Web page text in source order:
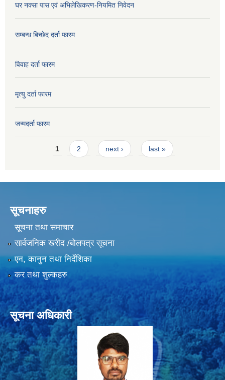
घर नक्सा पास एवं अभिलेखिकरण-नियमित निवेदन
सम्बन्ध बिच्छेद दर्ता फारम
विवाह दर्ता फारम
मृत्यु दर्ता फारम
जन्मदर्ता फारम
Pages1 2 next › last »
सूचनाहरु
सूचना तथा समाचार
सार्वजनिक खरीद /बोलपत्र सूचना
एन, कानुन तथा निर्देशिका
कर तथा शुल्कहरु
सूचना अधिकारी